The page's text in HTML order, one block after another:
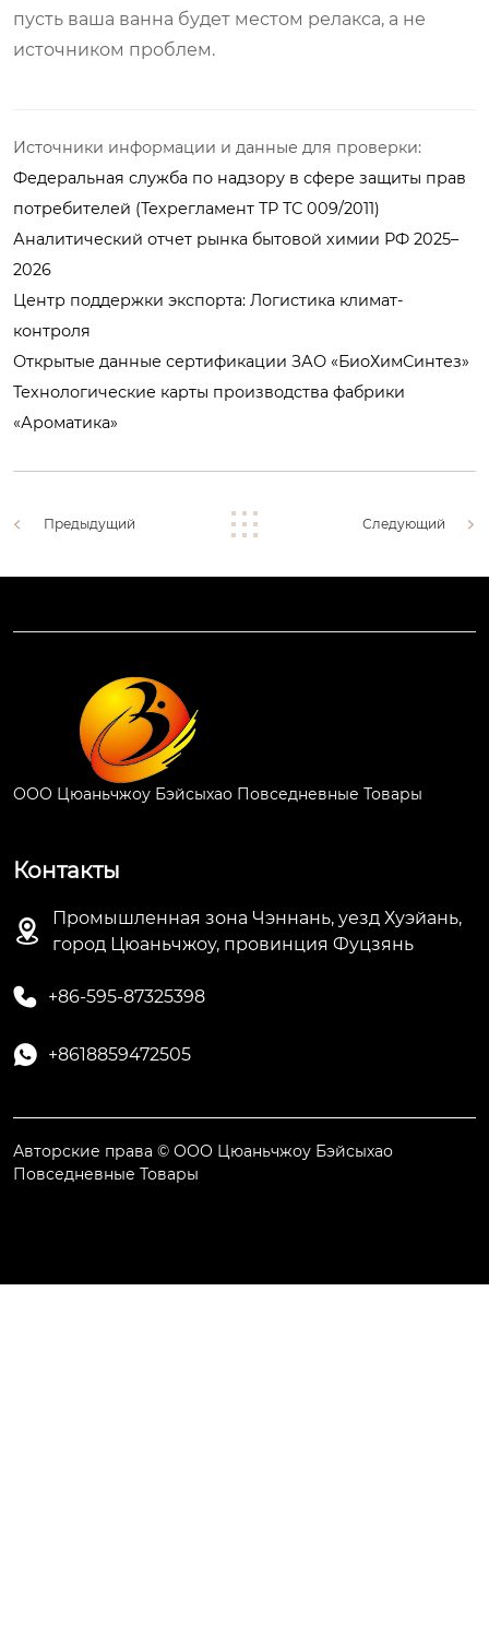
пусть ваша ванна будет местом релакса, а не
источником проблем.
Источники информации и данные для проверки:
Федеральная служба по надзору в сфере защиты прав
потребителей (Техрегламент ТР ТС 009/2011)
Аналитический отчет рынка бытовой химии РФ 2025–
2026
Центр поддержки экспорта: Логистика климат-
контроля
Открытые данные сертификации ЗАО «БиоХимСинтез»
Технологические карты производства фабрики
«Ароматика»
Предыдущий Следующий
ООО Цюаньчжоу Бэйсыхао Повседневные Товары
Контакты

Промышленная зона Чэннань, уезд Хуэйань,
город Цюаньчжоу, провинция Фуцзянь
 +86-595-87325398
 +8618859472505
Авторские права © ООО Цюаньчжоу Бэйсыхао
Повседневные Товары